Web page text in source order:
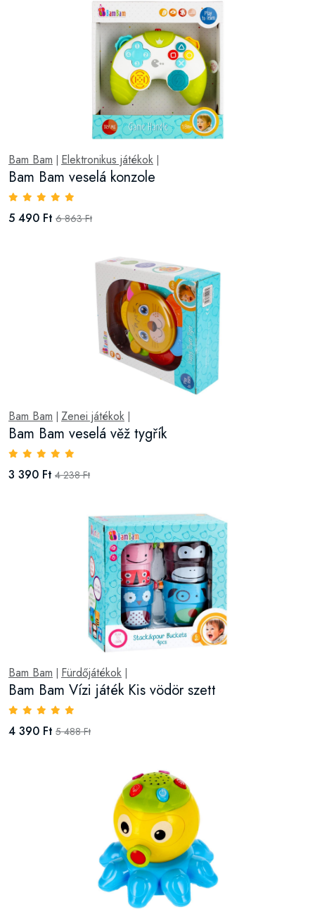
Bam Bam Elektronikus játékok
Bam Bam veselá konzole
5 490 Ft 6 863 Ft
Bam Bam Zenei játékok
Bam Bam veselá věž tygřík
3 390 Ft 4 238 Ft
Bam Bam Fürdőjátékok
Bam Bam Vízi játék Kis vödör szett
4 390 Ft 5 488 Ft